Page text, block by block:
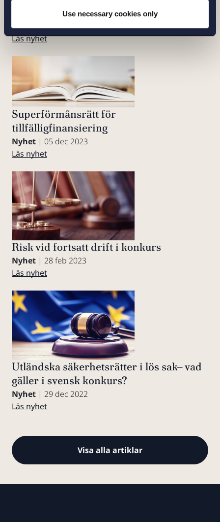
Use necessary cookies only
Nyhet| 06 feb 2024
livskraft och värde
Läs nyhet
Nyhet | 05 dec 2023
Superförmånsrätt för
tillfälligfinansiering
Läs nyhet
Nyhet | 28 feb 2023
Risk vid fortsatt drift i konkurs
Läs nyhet
Nyhet | 29 dec 2022
Utländska säkerhetsrätter i lös sak– vad
gäller i svensk konkurs?
Läs nyhet
Visa alla artiklar